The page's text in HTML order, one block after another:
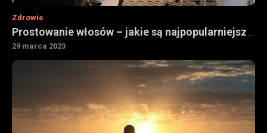
Zdrowie
29 marca 2023